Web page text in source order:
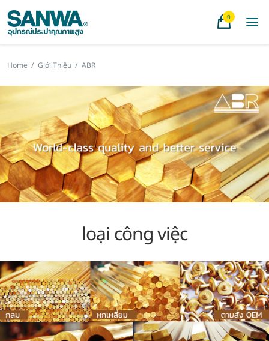
0
Home / Giới Thiệu / ABR
loại công việc